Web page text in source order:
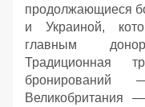
продолжающиеся
и Украиной,
главным
Традиционная
Великобритания